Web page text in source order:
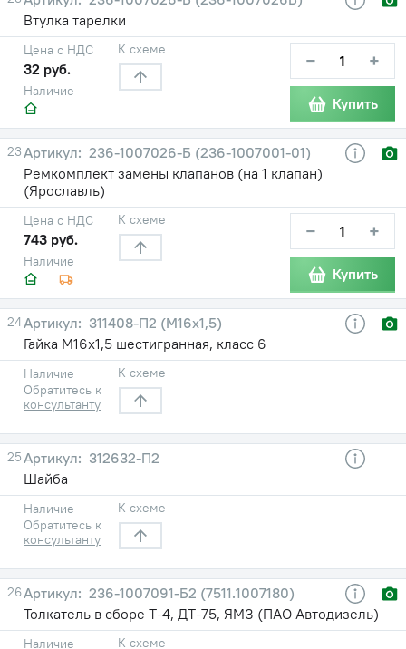
Втулка тарелки
Наличие
Цена с НДС
32 руб.
К схеме − +
Купить
23
236-1007026-Б (236-1007001-01)
Ремкомплект замены клапанов (на 1 клапан)
(Ярославль)
Наличие
Цена с НДС
743 руб.
К схеме − +
Купить
24
311408-П2 (М16х1,5)
Гайка М16х1,5 шестигранная, класс 6
Наличие
Обратитесь к
консультанту
К схеме
25
312632-П2
Шайба
Наличие
Обратитесь к
консультанту
К схеме
26
236-1007091-Б2 (7511.1007180)
Толкатель в сборе Т-4, ДТ-75, ЯМЗ (ПАО Автодизель)
Наличие
К схеме